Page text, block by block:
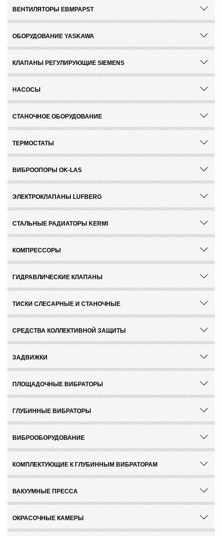
ВЕНТИЛЯТОРЫ EBMPAPST
ОБОРУДОВАНИЕ YASKAWA
КЛАПАНЫ РЕГУЛИРУЮЩИЕ SIEMENS
НАСОСЫ
СТАНОЧНОЕ ОБОРУДОВАНИЕ
ТЕРМОСТАТЫ
ВИБРООПОРЫ OK-LAS
ЭЛЕКТРОКЛАПАНЫ LUFBERG
СТАЛЬНЫЕ РАДИАТОРЫ KERMI
КОМПРЕССОРЫ
ГИДРАВЛИЧЕСКИЕ КЛАПАНЫ
ТИСКИ СЛЕСАРНЫЕ И СТАНОЧНЫЕ
СРЕДСТВА КОЛЛЕКТИВНОЙ ЗАЩИТЫ
ЗАДВИЖКИ
ПЛОЩАДОЧНЫЕ ВИБРАТОРЫ
ГЛУБИННЫЕ ВИБРАТОРЫ
ВИБРООБОРУДОВАНИЕ
КОМПЛЕКТУЮЩИЕ К ГЛУБИННЫМ ВИБРАТОРАМ
ВАКУУМНЫЕ ПРЕССА
ОКРАСОЧНЫЕ КАМЕРЫ